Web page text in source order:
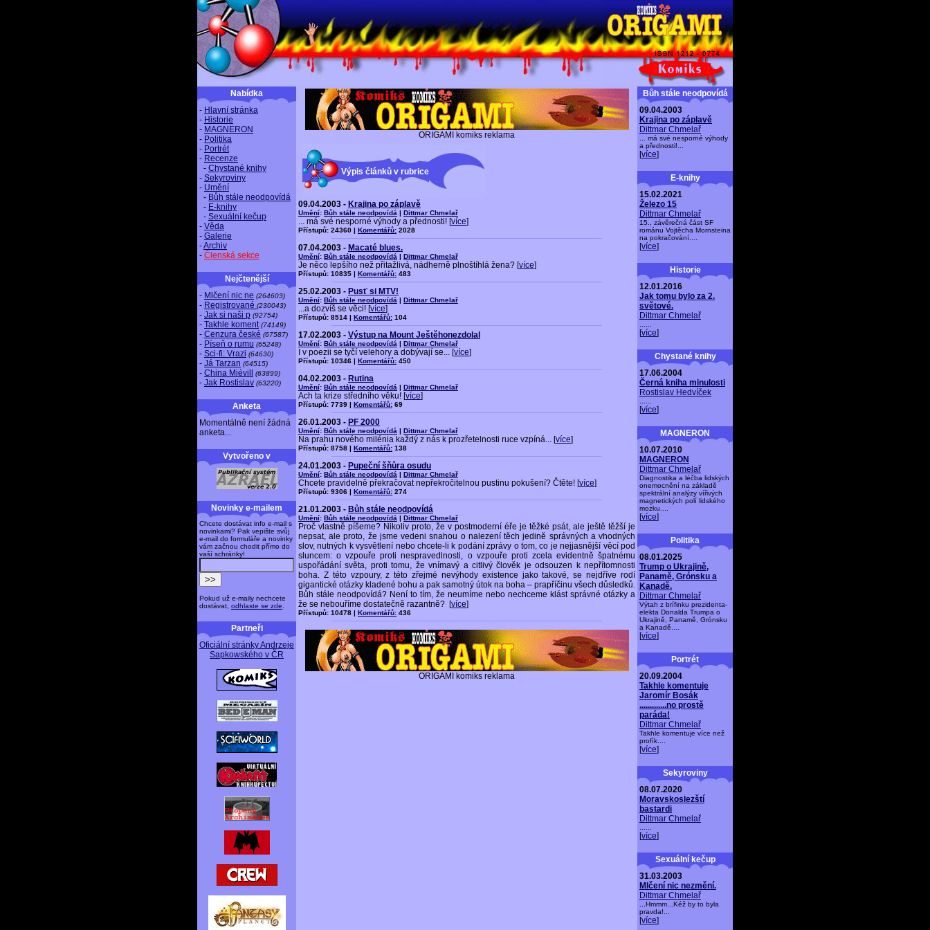
Nabídka
- Hlavní stránka
- Historie
- MAGNERON
- Politika
- Portrét
- Recenze
- Chystané knihy
- Sekyroviny
- Umění
- Bůh stále neodpovídá
- E-knihy
- Sexuální kečup
- Věda
- Galerie
-Archiv
- Členská sekce
Nejčtenější
- Mlčení nic ne (264603)
- Registrované (230043)
- Jak si naši p (92754)
- Takhle koment (74149)
- Cenzura české (67587)
- Píseň o rumu (65248)
- Sci-fi: Vrazi (64630)
- Já Tarzan (64515)
- China Miévill (63899)
- Jak Rostislav (63220)
Anketa
Momentálně není žádná
anketa...
Vytvořeno v
Novinky e-mailem
Chcete dostávat info e-mail s
novinkami? Pak vepište svůj
e-mail do formuláře a novinky
vám začnou chodit přímo do
vaší schránky!
Pokud už e-maily nechcete
dostávat, odhlaste se zde
Partneři
Oficiální stránky Andrzeje
Sapkowského v ČR
ORIGAMI komiks reklama
Výpis článků v rubrice
09.04.2003 - Krajina po záplavě
Umění: Bůh stále neodpovídá | Dittmar Chmelař
... má své nesporné výhody a přednosti! [více]
Přístupů: 24360 | Komentářů: 2028
07.04.2003 - Macaté blues.
Umění: Bůh stále neodpovídá | Dittmar Chmelař
Je něco lepšího než přitažlivá, nádherně plnoštíhlá žena? [více]
Přístupů: 10835 | Komentářů: 483
25.02.2003 - Pusť si MTV!
Umění: Bůh stále neodpovídá | Dittmar Chmelař
...a dozvíš se věci! [více]
Přístupů: 8514 | Komentářů: 104
17.02.2003 - Výstup na Mount Ještěhonezdolal
Umění: Bůh stále neodpovídá | Dittmar Chmelař
I v poezii se tyčí velehory a dobývají se... [více]
Přístupů: 10346 | Komentářů: 450
04.02.2003 - Rutina
Umění: Bůh stále neodpovídá | Dittmar Chmelař
Ach ta krize středního věku! [více]
Přístupů: 7739 | Komentářů: 69
26.01.2003 - PF 2000
Umění: Bůh stále neodpovídá | Dittmar Chmelař
Na prahu nového milénia každý z nás k prozřetelnosti ruce vzpíná... [více]
Přístupů: 8758 | Komentářů: 138
24.01.2003 - Pupeční šňůra osudu
Umění: Bůh stále neodpovídá | Dittmar Chmelař
Chcete pravidelně překračovat nepřekročitelnou pustinu pokušení? Čtěte! [více]
Přístupů: 9306 | Komentářů: 274
21.01.2003 - Bůh stále neodpovídá
Umění: Bůh stále neodpovídá | Dittmar Chmelař
Proč vlastně píšeme? Nikoliv proto, že v postmoderní éře je těžké psát, ale ještě těžší je
nepsat, ale proto, že jsme vedeni snahou o nalezení těch jedině správných a vhodných
slov, nutných k vysvětlení nebo chcete-li k podání zprávy o tom, co je nejjasnější věcí pod
sluncem: o vzpouře proti nespravedlnosti, o vzpouře proti zcela evidentně špatnému
uspořádání světa, proti tomu, že vnímavý a citlivý člověk je odsouzen k nepřítomnosti
boha. Z této vzpoury, z této zřejmé nevýhody existence jako takové, se nejdříve rodí
gigantické otázky kladené bohu a pak samotný útok na boha – prapříčinu všech důsledků.
Bůh stále neodpovídá? Není to tím, že neumíme nebo nechceme klást správné otázky a
že se nebouříme dostatečně razantně? [více]
Přístupů: 10478 | Komentářů: 436
ORIGAMI komiks reklama
Bůh stále neodpovídá
09.04.2003
Krajina po záplavě
Dittmar Chmelař
... má své nesporné výhody
a přednosti!...
[více]
E-knihy
15.02.2021
Železo 15
Dittmar Chmelař
15., závěrečná část SF
románu Vojtěcha Mornsteina
na pokračování....
[více]
Historie
12.01.2016
Jak tomu bylo za 2.
světové.
Dittmar Chmelař
[více]
Chystané knihy
17.06.2004
Černá kniha minulosti
Rostislav Hedvíček
[více]
MAGNERON
10.07.2010
MAGNERON
Dittmar Chmelař
Diagnostika a léčba lidských
onemocnění na základě
spektrální analýzy vířivých
magnetických polí lidského
mozku....
[více]
Politika
08.01.2025
Trump o Ukrajině,
Panamě, Grónsku a
Kanadě.
Dittmar Chmelař
Výtah z brífinku prezidenta-
elekta Donalda Trumpa o
Ukrajině, Panamě, Grónsku
a Kanadě....
[více]
Portrét
20.09.2004
Takhle komentuje
Jaromír Bosák
.............no prostě
paráda!
Dittmar Chmelař
Takhle komentuje více než
profík....
[více]
Sekyroviny
08.07.2020
Moravskoslezští
bastardi
Dittmar Chmelař
[více]
Sexuální kečup
31.03.2003
Mlčení nic nezmění.
Dittmar Chmelař
...Hmmm...Kéž by to byla
pravda!...
[více]